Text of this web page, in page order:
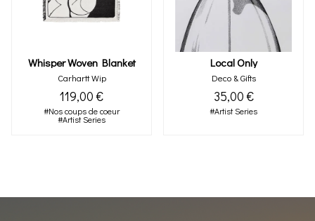
Whisper Woven Blanket
Carhartt Wip
119,00 €
#Nos coups de coeur
#Artist Series
Local Only
Deco & Gifts
35,00 €
#Artist Series